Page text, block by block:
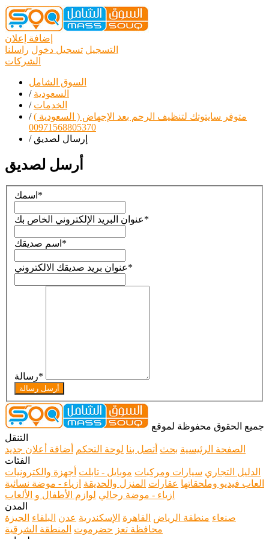
إضافة إعلان
التسجيل تسجيل دخول راسلنا
الشركات
السوق الشامل
/ السعودية
/ الخدمات
/متوفر سايتوتك لتنظيف الرحم بعد الإجهاض ( السعودية )
00971568805370
/ إرسال لصديق
أرسل لصديق
اسمك *
عنوان البريد الإلكتروني الخاص بك*
اسم صديقك *
عنوان بريد صديقك الالكتروني*
رسالة*
أرسل رسالة
جميع الحقوق محفوظة لموقع
التنقل
الصفحة الرئيسية بحث أتصل بنا لوحة التحكم أضافة أعلان جديد
الفئات
الدليل التجاري سيارات ومركبات موبايل - تابلت أجهزة والكترونيات
العاب فيديو وملحقاتها عقارات المنزل والحديقة ازياء - موضة نسائية
ازياء - موضة رجالي لوازم الأطفال و الألعاب
المدن
صنعاء منطقة الرياض القاهرة الإسكندرية عدن البلقاء الجيزة
محافظة تعز حضرموت المنطقة الشرقية